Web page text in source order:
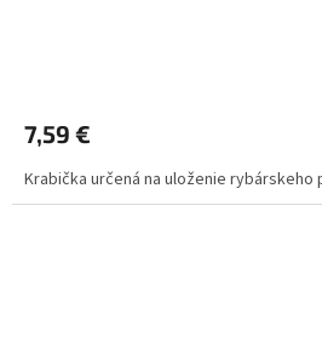
7,59 €
Krabička určená na uloženie rybárskeho